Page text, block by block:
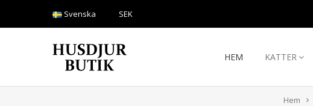
Svenska SEK
HEM KATTER
Hem